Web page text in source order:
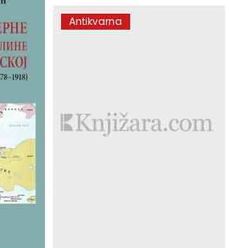
Antikvarna